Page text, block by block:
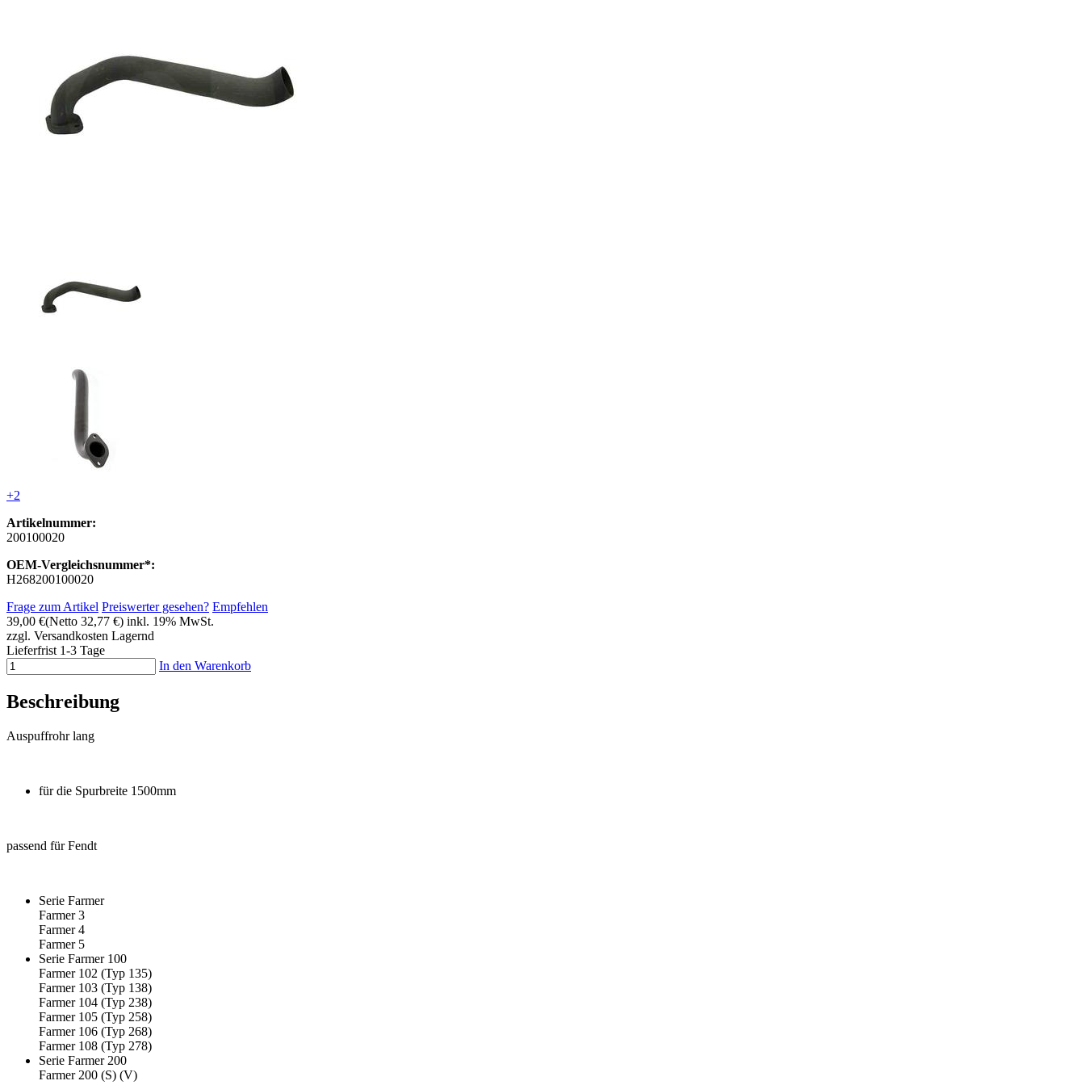
+2
Artikelnummer:
200100020
OEM-Vergleichsnummer*:
H268200100020
Frage zum Artikel Preiswerter gesehen? Empfehlen
39,00 €(Netto 32,77 €) inkl. 19% MwSt.
zzgl. Versandkosten Lagernd
Lieferfrist 1-3 Tage
In den Warenkorb
Beschreibung
Auspuffrohr lang
für die Spurbreite 1500mm
passend für Fendt
Serie Farmer
Farmer 3
Farmer 4
Farmer 5
Serie Farmer 100
Farmer 102 (Typ 135)
Farmer 103 (Typ 138)
Farmer 104 (Typ 238)
Farmer 105 (Typ 258)
Farmer 106 (Typ 268)
Farmer 108 (Typ 278)
Serie Farmer 200
Farmer 200 (S) (V)